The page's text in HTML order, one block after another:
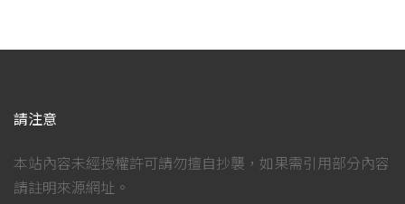
請注意
本站內容未經授權許可請勿擅自抄襲，如果需引用部分內容
請註明來源網址。